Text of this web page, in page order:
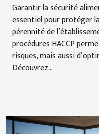
Garantir la sécurité
essentiel pour protéger
pérennité de
procédures HACCP
risques, mais aussi
Découvrez...